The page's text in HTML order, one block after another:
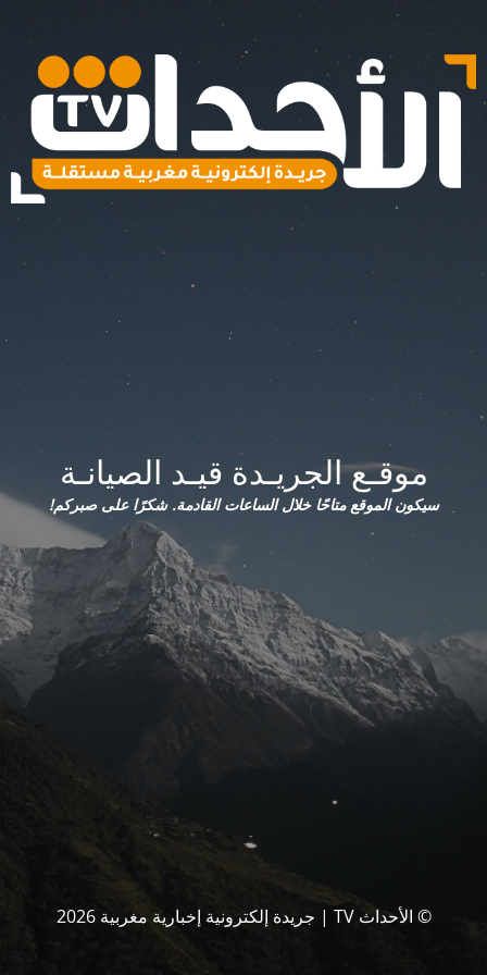
موقـع الجريـدة قيـد الصيانـة
سيكون الموقع متاحًا خلال الساعات القادمة. شكرًا على صبركم!
© الأحداث TV | جريدة إلكترونية إخبارية مغربية 2026